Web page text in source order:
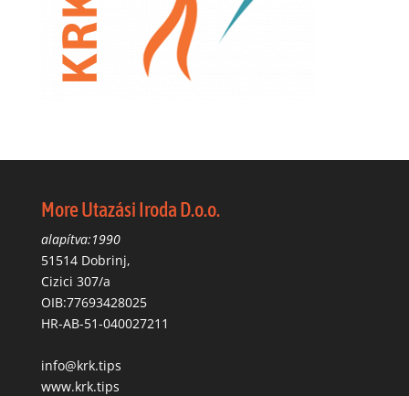
More Utazási Iroda D.o.o.
alapítva:1990
51514 Dobrinj,
Cizici 307/a
OIB:77693428025
HR-AB-51-040027211
info@krk.tips
www.krk.tips